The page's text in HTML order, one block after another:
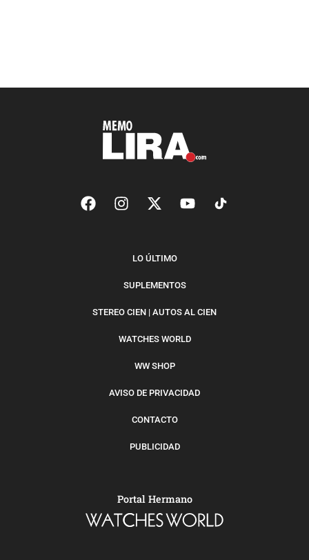
LO ÚLTIMO
SUPLEMENTOS
STEREO CIEN | AUTOS AL CIEN
WATCHES WORLD
WW SHOP
AVISO DE PRIVACIDAD
CONTACTO
PUBLICIDAD
Portal Hermano